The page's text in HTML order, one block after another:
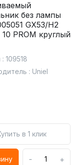
без лампы
GX53/H2
PROM круглый
109518
: Uniel
в 1 клик
- +